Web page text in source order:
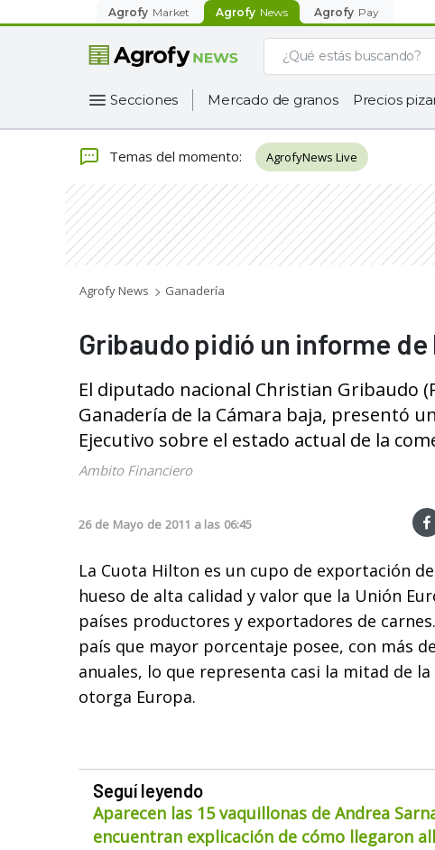
Agrofy Market Agrofy News Agrofy Pay
Secciones Mercado de granos Precios
Temas del momento: AgrofyNews Live
Agrofy News Ganadería
Gribaudo pidió un informe de
El diputado nacional Christian Gribaudo
Ganadería de la Cámara baja, presentó
Ejecutivo sobre el estado actual de la
Ambito Financiero
26 de Mayo de 2011 a las 06:45
La Cuota Hilton es un cupo de exportación
hueso de alta calidad y valor que la Unión
países productores y exportadores de
país que mayor porcentaje posee, con más
anuales, lo que representa casi la mitad de
otorga Europa.
Seguí leyendo
Aparecen las 15 vaquillonas de Andrea
encuentran explicación de cómo llegaron